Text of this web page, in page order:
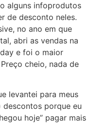
alguns infoprodutos
de desconto neles.
no ano em que
abri as vendas na
e foi o maior
cheio, nada de
levantei para meus
descontos porque eu
hoje” pagar mais